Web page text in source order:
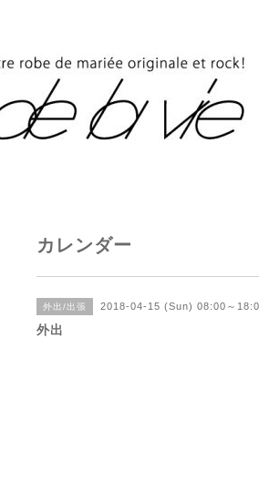
カレンダー
外出/出張 2018-04-15 (Sun) 08:00～
外出